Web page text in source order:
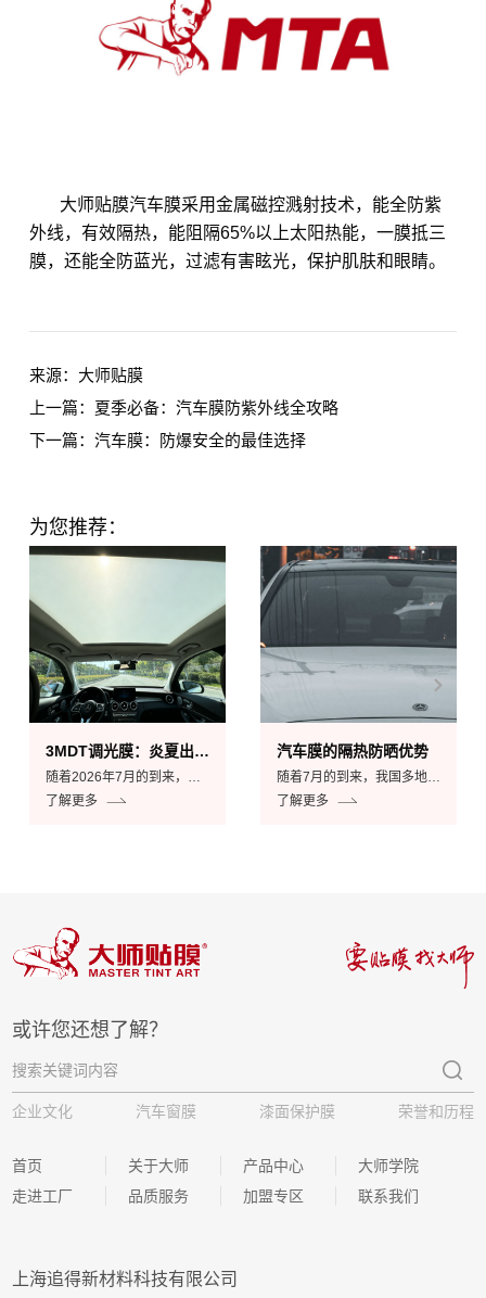
大师贴膜汽车膜采用金属磁控溅射技术，能全防紫
外线，有效隔热，能阻隔65%以上太阳热能，一膜抵三
膜，还能全防蓝光，过滤有害眩光，保护肌肤和眼睛。
来源：大师贴膜
上一篇：夏季必备：汽车膜防紫外线全攻略
下一篇：汽车膜：防爆安全的最佳选择
为您推荐：
3MDT调光膜：炎夏出行的隔热利器
随着2026年7月的到来，夏季的高温天气席卷全国，气温...
了解更多
汽车膜的隔热防晒优势
随着7月的到来，我国多地因强烈的冷热气流而出现大范...
了解更多
或许您还想了解？
企业文化 汽车窗膜 漆面保护膜 荣誉和历程
首页 关于大师 产品中心
大师学院
走进工厂
品质服务 加盟专区 联系我们
上海追得新材料科技有限公司